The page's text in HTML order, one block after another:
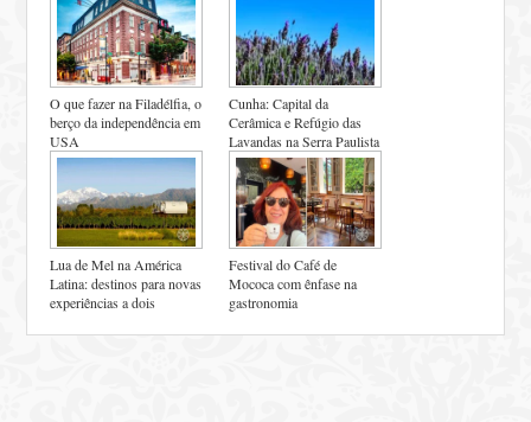
O que fazer na Filadélfia, o
berço da independência em
USA
Cunha: Capital da
Cerâmica e Refúgio das
Lavandas na Serra Paulista
Lua de Mel na América
Latina: destinos para novas
experiências a dois
Festival do Café de
Mococa com ênfase na
gastronomia